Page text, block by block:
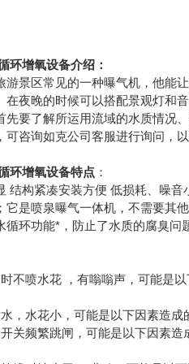
环增氧设备介绍：
游景区常见的一种曝气机，他能
在夜晚的时候可以搭配景观灯和
先要了解所运用流域的水质情况
可咨询如克公司客服进行询问，
环增氧设备特点 ：
结构紧凑安装方便 低损耗、噪
它是喷泉曝气一体机，不需要其
循环功能*，防止了水质的腐臭问
不喷水花 ，有嗡嗡声，可能是
，水花小，可能是以下因素造
关频繁跳闸，可能是以下因素